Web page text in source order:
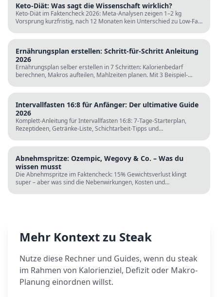
Keto-Diät: Was sagt die Wissenschaft wirklich?
Keto-Diät im Faktencheck 2026: Meta-Analysen zeigen 1–2 kg
Vorsprung kurzfristig, nach 12 Monaten kein Unterschied zu Low-Fat.
Ernährungsplan erstellen: Schritt-für-Schritt Anleitung
2026
Ernährungsplan selber erstellen in 7 Schritten: Kalorienbedarf
berechnen, Makros aufteilen, Mahlzeiten planen. Mit 3 Beispiel-
Intervallfasten 16:8 für Anfänger: Der ultimative Guide
2026
Komplett-Anleitung für Intervallfasten 16:8: 7-Tage-Starterplan,
Rezeptideen, Getränke-Liste, Schichtarbeit-Tipps und
Abnehmspritze: Ozempic, Wegovy & Co. – Was du
wissen musst
Die Abnehmspritze im Faktencheck: 15% Gewichtsverlust klingt
super – aber was sind die Nebenwirkungen, Kosten und
Mehr Kontext zu Steak
Nutze diese Rechner und Guides, wenn du steak
im Rahmen von Kalorienziel, Defizit oder Makro-
Planung einordnen willst.